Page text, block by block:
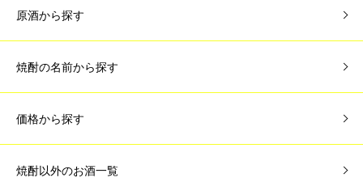
原酒から探す
焼酎の名前から探す
価格から探す
焼酎以外のお酒一覧